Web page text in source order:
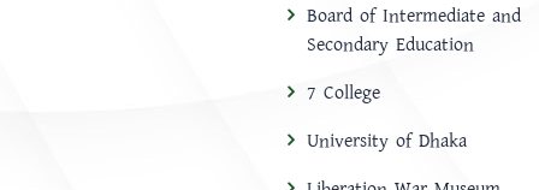
Board of Intermediate and
Secondary Education
7 College
University of Dhaka